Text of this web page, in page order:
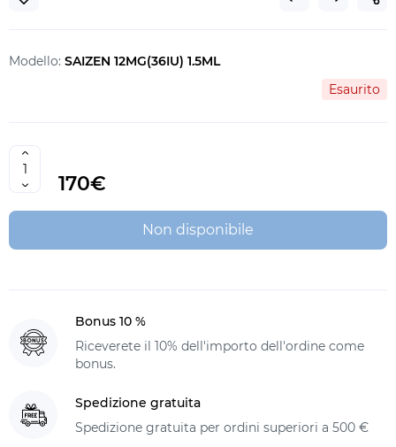
Modello: SAIZEN 12MG(36IU) 1.5ML
Esaurito
170€
Non disponibile
Bonus 10 %
Riceverete il 10% dell'importo dell'ordine come
bonus.
Spedizione gratuita
Spedizione gratuita per ordini superiori a 500 €